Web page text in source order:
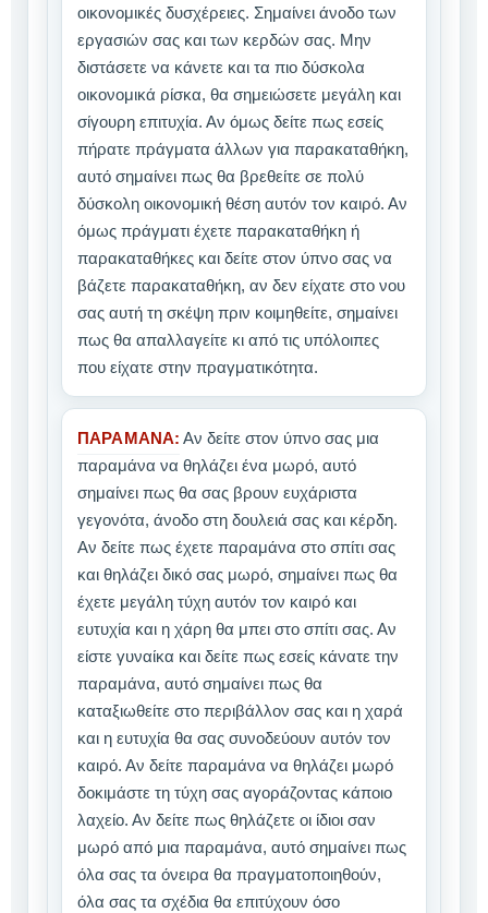
οικονομικές δυσχέρειες. Σημαίνει άνοδο των
εργασιών σας και των κερδών σας. Μην
διστάσετε να κάνετε και τα πιο δύσκολα
οικονομικά ρίσκα, θα σημειώσετε μεγάλη και
σίγουρη επιτυχία. Αν όμως δείτε πως εσείς
πήρατε πράγματα άλλων για παρακαταθήκη,
αυτό σημαίνει πως θα βρεθείτε σε πολύ
δύσκολη οικονομική θέση αυτόν τον καιρό. Αν
όμως πράγματι έχετε παρακαταθήκη ή
παρακαταθήκες και δείτε στον ύπνο σας να
βάζετε παρακαταθήκη, αν δεν είχατε στο νου
σας αυτή τη σκέψη πριν κοιμηθείτε, σημαίνει
πως θα απαλλαγείτε κι από τις υπόλοιπες
που είχατε στην πραγματικότητα.
ΠΑΡΑΜΑΝΑ: Αν δείτε στον ύπνο σας μια
παραμάνα να θηλάζει ένα μωρό, αυτό
σημαίνει πως θα σας βρουν ευχάριστα
γεγονότα, άνοδο στη δουλειά σας και κέρδη.
Αν δείτε πως έχετε παραμάνα στο σπίτι σας
και θηλάζει δικό σας μωρό, σημαίνει πως θα
έχετε μεγάλη τύχη αυτόν τον καιρό και
ευτυχία και η χάρη θα μπει στο σπίτι σας. Αν
είστε γυναίκα και δείτε πως εσείς κάνατε την
παραμάνα, αυτό σημαίνει πως θα
καταξιωθείτε στο περιβάλλον σας και η χαρά
και η ευτυχία θα σας συνοδεύουν αυτόν τον
καιρό. Αν δείτε παραμάνα να θηλάζει μωρό
δοκιμάστε τη τύχη σας αγοράζοντας κάποιο
λαχείο. Αν δείτε πως θηλάζετε οι ίδιοι σαν
μωρό από μια παραμάνα, αυτό σημαίνει πως
όλα σας τα όνειρα θα πραγματοποιηθούν,
όλα σας τα σχέδια θα επιτύχουν όσο